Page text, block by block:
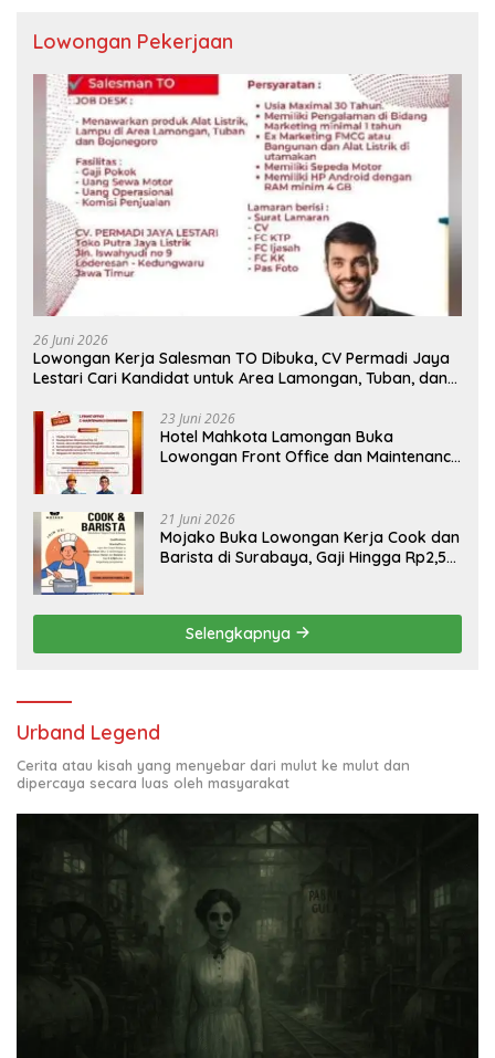
Lowongan Pekerjaan
26 Juni 2026
Lowongan Kerja Salesman TO Dibuka, CV Permadi Jaya
Lestari Cari Kandidat untuk Area Lamongan, Tuban, dan
23 Juni 2026
Hotel Mahkota Lamongan Buka
Lowongan Front Office dan Maintenance
21 Juni 2026
Mojako Buka Lowongan Kerja Cook dan
Barista di Surabaya, Gaji Hingga Rp2,5
Selengkapnya
Urband Legend
Cerita atau kisah yang menyebar dari mulut ke mulut dan
dipercaya secara luas oleh masyarakat